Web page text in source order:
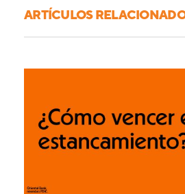
ARTÍCULOS